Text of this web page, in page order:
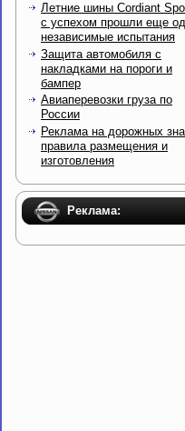
Летние шины Cordiant
с успехом прошли еще
независимые испытания
Защита автомобиля с
накладками на пороги и
бампер
Авиаперевозки груза по
России
Реклама на дорожных
правила размещения и
изготовления
Реклама: